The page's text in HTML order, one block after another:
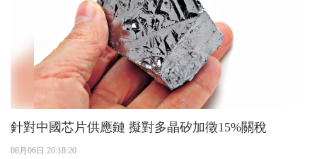
針對中國芯片供應鏈 擬對多晶矽加徵15%關稅
08月06日 20:18:20